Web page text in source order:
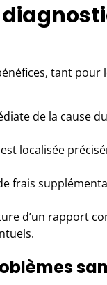
tant pour
de la cause
localisée
frais
d’un rapport